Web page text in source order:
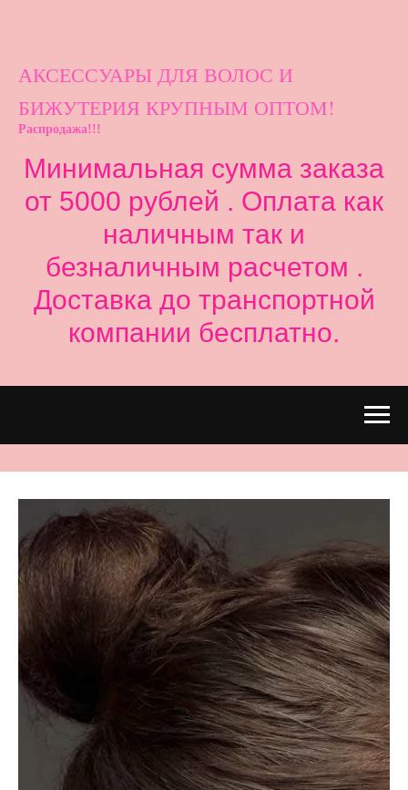
АКСЕССУАРЫ ДЛЯ ВОЛОС И
БИЖУТЕРИЯ КРУПНЫМ ОПТОМ!
Распродажа!!!
Минимальная сумма заказа
от 5000 рублей . Оплата как
наличным так и
безналичным расчетом .
Доставка до транспортной
компании бесплатно.